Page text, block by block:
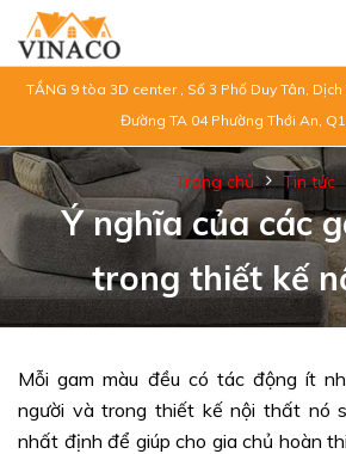
TẦNG 9 tòa 3D center , Số 3 Phố Duy Tân,
Đường TA 04 Phường Thới An,
Trang chủ Tin tức
Ý nghĩa của các
trong thiết kế
Mỗi gam màu đều có tác động ít
người và trong thiết kế nội thất nó
nhất định để giúp cho gia chủ hoàn